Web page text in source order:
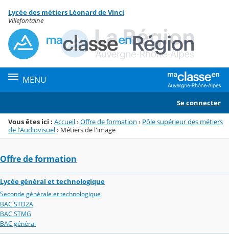
Menu de la rubrique
Contenu
Lycée des métiers Léonard de Vinci
Villefontaine
MENU
Se connecter
Vous êtes ici : Accueil›Offre de formation › Pôle supérieur des métiers
de l'Audiovisuel› Métiers de l'image
Offre de formation
Lycée général et technologique
Seconde générale et technologique
BAC STD2A
BAC STMG
BAC général